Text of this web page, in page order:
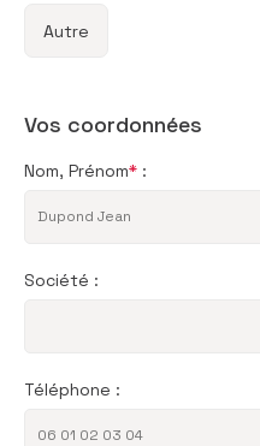
Autre
Vos coordonnées
Nom, Prénom* :
Société :
Téléphone :